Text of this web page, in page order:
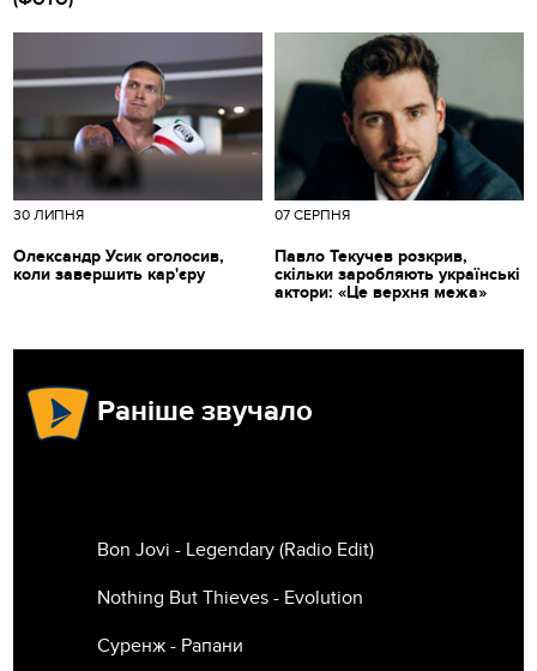
30 ЛИПНЯ
Олександр Усик оголосив,
коли завершить кар'єру
07 СЕРПНЯ
Павло Текучев розкрив,
скільки заробляють українські
актори: «Це верхня межа»
Раніше звучало
Bon Jovi - Legendary (Radio Edit)
Nothing But Thieves - Evolution
Суренж - Рапани